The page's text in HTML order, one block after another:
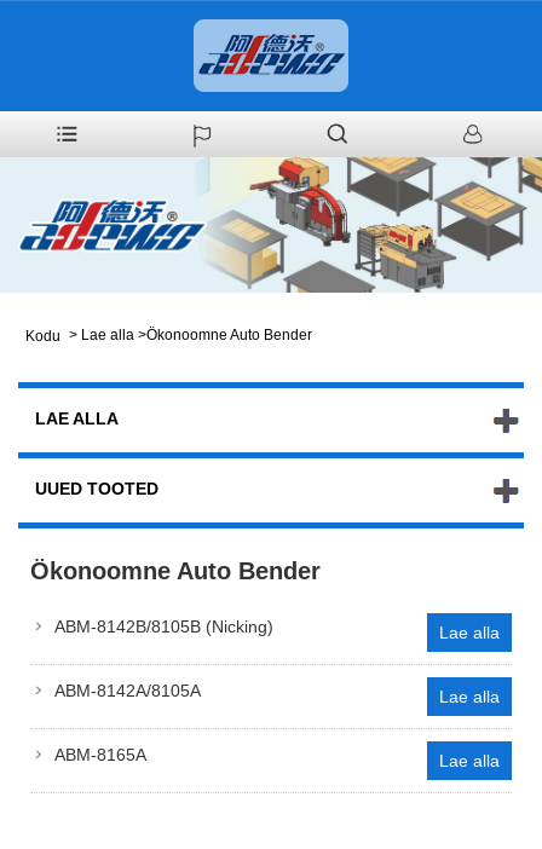
Kodu > Lae alla >Ökonoomne Auto Bender
LAE ALLA
UUED TOOTED
Ökonoomne Auto Bender
ABM-8142B/8105B (Nicking) Lae alla
ABM-8142A/8105A Lae alla
ABM-8165A Lae alla